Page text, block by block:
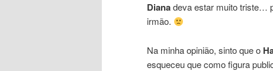
Dianadeva estar muito triste…
irmão.
Na minha opinião, sinto que o
esqueceu que como figura